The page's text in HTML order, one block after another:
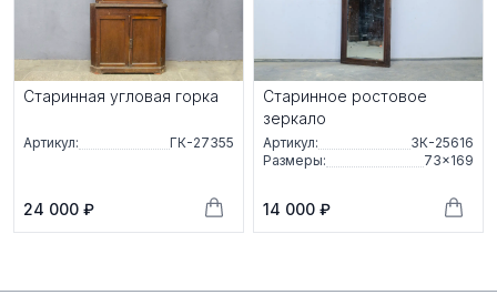
Старинная угловая горка
Артикул: ГК-27355
24 000 ₽
Старинное ростовое
зеркало
Артикул:
ЗК-25616
Размеры:
73×169
14 000 ₽